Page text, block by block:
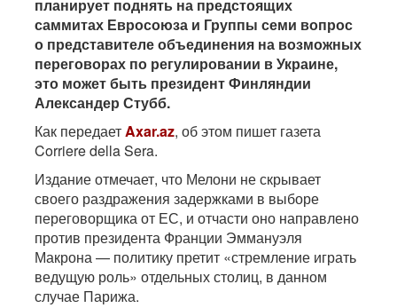
планирует поднять на предстоящих
саммитах Евросоюза и Группы семи вопрос
о представителе объединения на возможных
переговорах по регулировании в Украине,
это может быть президент Финляндии
Александер Стубб.
Как передаетAxar.az, об этом пишет газета
Corriere della Sera.
Издание отмечает, что Мелони не скрывает
своего раздражения задержками в выборе
переговорщика от ЕС, и отчасти оно направлено
против президента Франции Эммануэля
Макрона — политику претит «стремление играть
ведущую роль» отдельных столиц, в данном
случае Парижа.